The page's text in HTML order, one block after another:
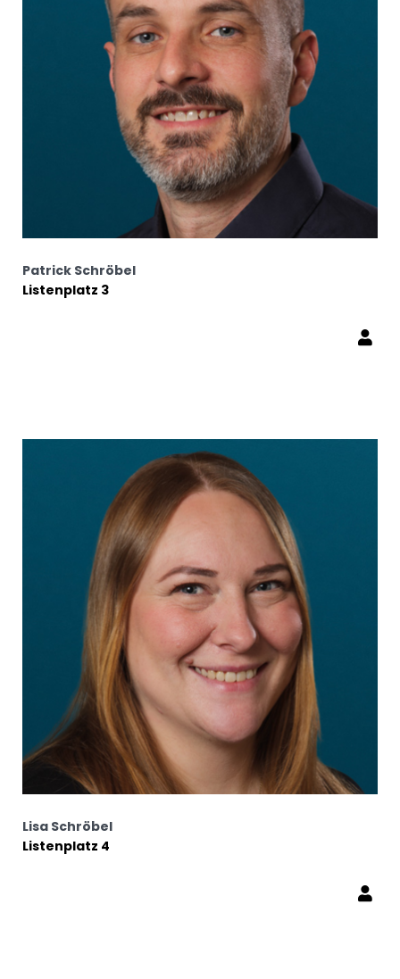
Patrick Schröbel
Listenplatz 3
Lisa Schröbel
Listenplatz 4